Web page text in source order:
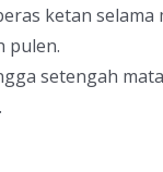
ketan selama
pulen.
setengah